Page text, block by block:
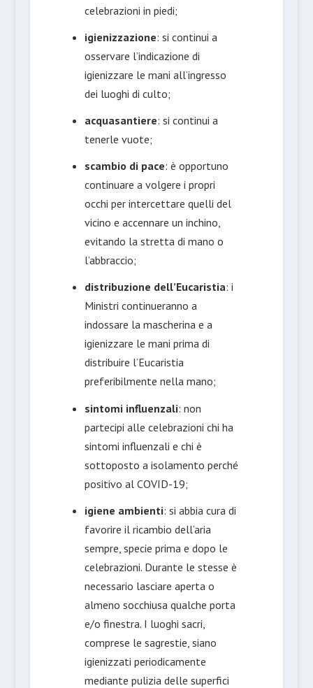
celebrazioni in piedi;
igienizzazione: si continui a
osservare l’indicazione di
igienizzare le mani all’ingresso
dei luoghi di culto;
acquasantiere: si continui a
tenerle vuote;
scambio di pace: è opportuno
continuare a volgere i propri
occhi per intercettare quelli del
vicino e accennare un inchino,
evitando la stretta di mano o
l’abbraccio;
distribuzione dell’Eucaristia: i
Ministri continueranno a
indossare la mascherina e a
igienizzare le mani prima di
distribuire l’Eucaristia
preferibilmente nella mano;
sintomi influenzali: non
partecipi alle celebrazioni chi ha
sintomi influenzali e chi è
sottoposto a isolamento perché
positivo al COVID-19;
igiene ambienti: si abbia cura di
favorire il ricambio dell’aria
sempre, specie prima e dopo le
celebrazioni. Durante le stesse è
necessario lasciare aperta o
almeno socchiusa qualche porta
e/o finestra. I luoghi sacri,
comprese le sagrestie, siano
igienizzati periodicamente
mediante pulizia delle superfici